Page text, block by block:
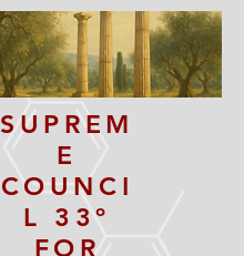
SUPREM
E
COUNCI
L 33º
FOR